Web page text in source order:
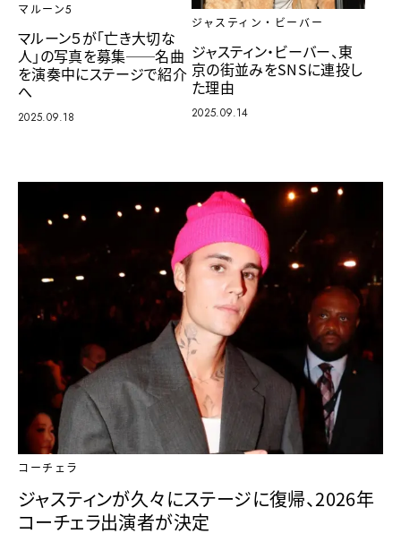
マルーン5
マルーン５が「亡き大切な
人」の写真を募集──名曲
を演奏中にステージで紹介
へ
2025.09.18
ジャスティン・ビーバー
ジャスティン・ビーバー、東
京の街並みをSNSに連投し
た理由
2025.09.14
コーチェラ
ジャスティンが久々にステージに復帰、2026年
コーチェラ出演者が決定